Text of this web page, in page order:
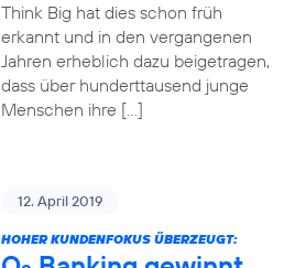
Think Big hat dies schon früh
erkannt und in den vergangenen
Jahren erheblich dazu beigetragen,
dass über hunderttausend junge
Menschen ihre […]
12. April 2019
HOHER KUNDENFOKUS ÜBERZEUGT: